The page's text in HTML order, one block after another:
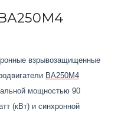
взрывозащищенные
ВА250M4
мощностью 90
(кВт) и синхронной